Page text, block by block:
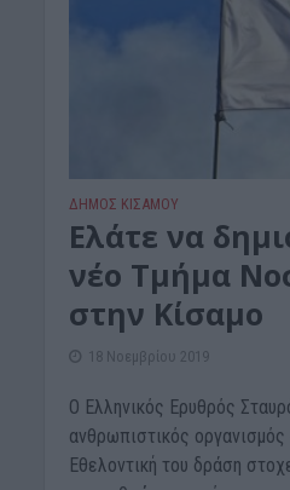
ΔΉΜΟΣ ΚΙΣΆΜΟΥ
Ελάτε να
νέο Τμήμα
στην Κίσαμο
18 Νοεμβρίου 2019
Ο Ελληνικός Ερυθρός
ανθρωπιστικός
Εθελοντική του δράση